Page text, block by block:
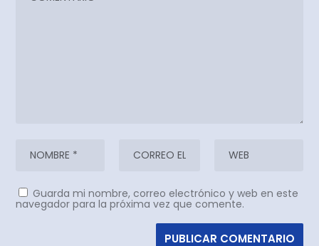
Guarda mi nombre, correo electrónico y web en este
navegador para la próxima vez que comente.